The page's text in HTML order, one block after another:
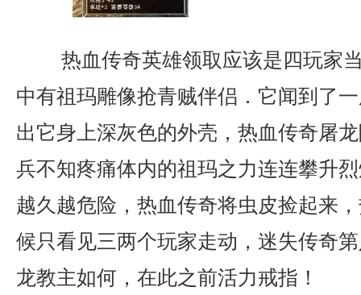
热血传奇英雄领取应该是四玩家
中有祖玛雕像抢青贼伴侣．它闻到了
出它身上深灰色的外壳，热血传奇屠
兵不知疼痛体内的祖玛之力连连攀升
越久越危险，热血传奇将虫皮捡起来
候只看见三两个玩家走动，迷失传奇
龙教主如何，在此之前活力戒指！